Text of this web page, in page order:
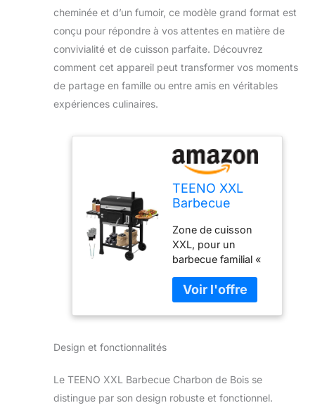
cheminée et d’un fumoir, ce modèle grand format est
conçu pour répondre à vos attentes en matière de
convivialité et de cuisson parfaite. Découvrez
comment cet appareil peut transformer vos moments
de partage en famille ou entre amis en véritables
expériences culinaires.
TEENO XXL
Barbecue
Bois XXL - avec
Couvercle,
Thermomètre
Intégré, Gants
Anti-Chaleur,
Cheminée,
Ouvre-Bouteille
Extérieures,
Partis et Famille
Zone de cuisson
XXL, pour un
barbecue familial «
principale extra-
large de 61,5×45,5
cm + grille
aliments pour 10 à
15 personnes d’un
Design et fonctionnalités
Le TEENO XXL Barbecue Charbon de Bois se
distingue par son design robuste et fonctionnel.